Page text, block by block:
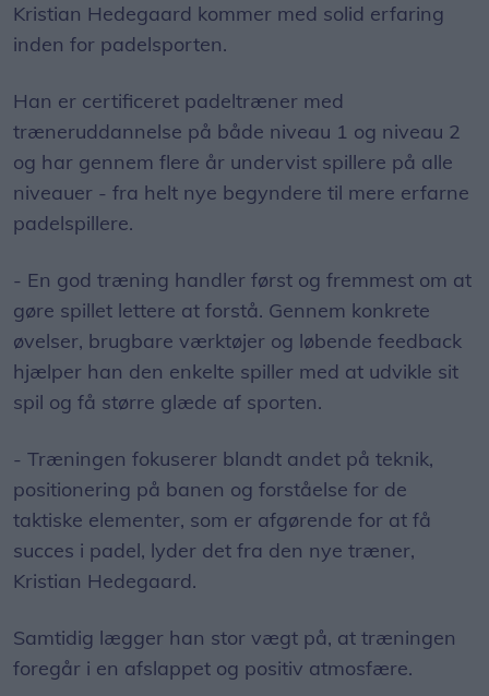
Kristian Hedegaard kommer med solid erfaring
inden for padelsporten.
Han er certificeret padeltræner med
træneruddannelse på både niveau 1 og niveau 2
og har gennem flere år undervist spillere på alle
niveauer - fra helt nye begyndere til mere erfarne
padelspillere.
- En god træning handler først og fremmest om at
gøre spillet lettere at forstå. Gennem konkrete
øvelser, brugbare værktøjer og løbende feedback
hjælper han den enkelte spiller med at udvikle sit
spil og få større glæde af sporten.
- Træningen fokuserer blandt andet på teknik,
positionering på banen og forståelse for de
taktiske elementer, som er afgørende for at få
succes i padel, lyder det fra den nye træner,
Kristian Hedegaard.
Samtidig lægger han stor vægt på, at træningen
foregår i en afslappet og positiv atmosfære.